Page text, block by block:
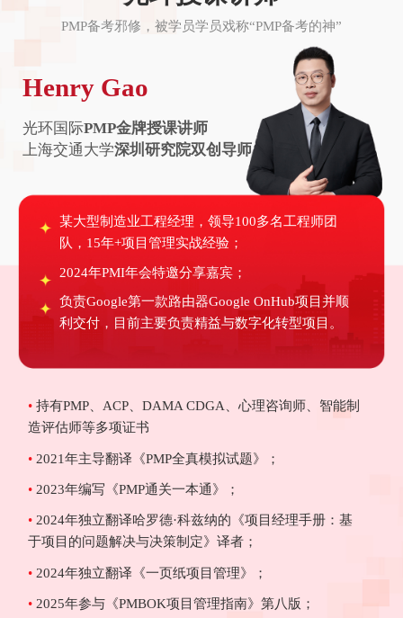
PMP备考邪修，被学员学员戏称“PMP备考的神”
Henry Gao
光环国际PMP金牌授课讲师
上海交通大学深圳研究院双创导师
某大型制造业工程经理，领导100多名工程师团
队，15年+项目管理实战经验；
2024年PMI年会特邀分享嘉宾；
负责Google第一款路由器Google OnHub项目并顺
利交付，目前主要负责精益与数字化转型项目。
• 持有PMP、ACP、DAMA CDGA、心理咨询师、智能制
造评估师等多项证书
• 2021年主导翻译《PMP全真模拟试题》；
• 2023年编写《PMP通关一本通》；
• 2024年独立翻译哈罗德·科兹纳的《项目经理手册：基
于项目的问题解决与决策制定》译者；
• 2024年独立翻译《一页纸项目管理》；
• 2025年参与《PMBOK项目管理指南》第八版；